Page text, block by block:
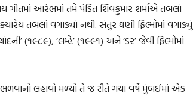
ગીતમાં આરંભમાં તમે પંડિત શિવકુમાર શર્માએ તબલાં
તબલાં વગાડ્યાં નથી. સંતુર ઘણી ફિલ્મોમાં વગાડ્યું
(૧૯૮૯), ‘લમ્હે’ (૧૯૯૧) અને ‘ડર’ જેવી ફિલ્મોમાં
લહાવો મળ્યો તે જ રીતે ગયા વર્ષે મુંબઈમાં એક